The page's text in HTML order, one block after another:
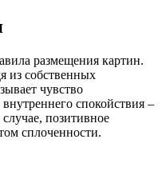
размещения картин.
из собственных
чувство
спокойствия –
позитивное
сплоченности.